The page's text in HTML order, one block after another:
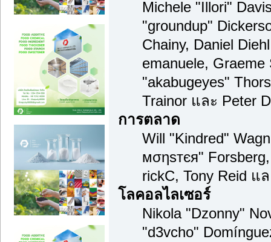
Michele "Illori"
"groundup"
Chainy, Daniel
emanuele, Graeme
"akabugeyes"
Trainor และ Peter
การตลาด
Will "Kindred"
мσηѕтєя"
rickC, Tony Reid แ
โลคอลไลเซอร์
Nikola "Dzonny"
"d3vcho"